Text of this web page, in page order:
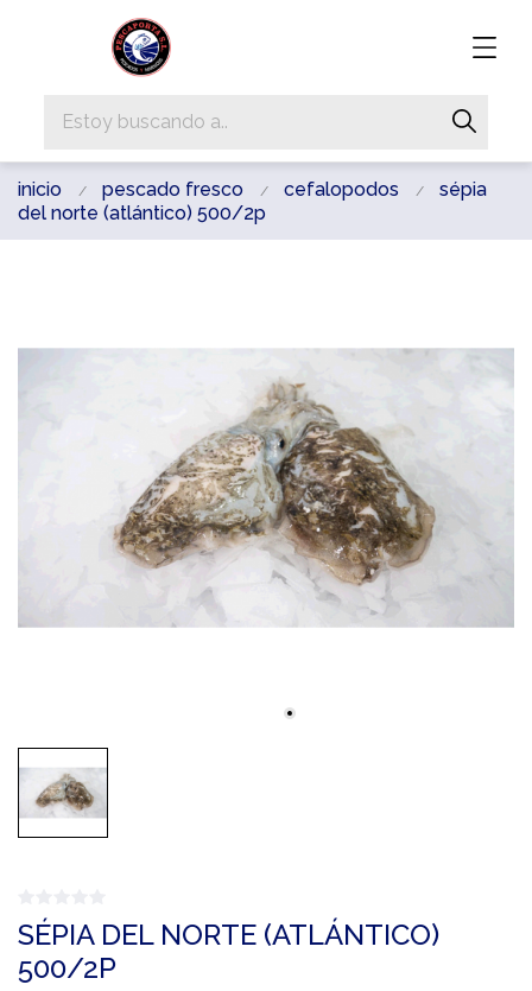
inicio pescado fresco cefalopodos
sépia
del norte (atlántico) 500/2p
SÉPIA DEL NORTE (ATLÁNTICO)
500/2P